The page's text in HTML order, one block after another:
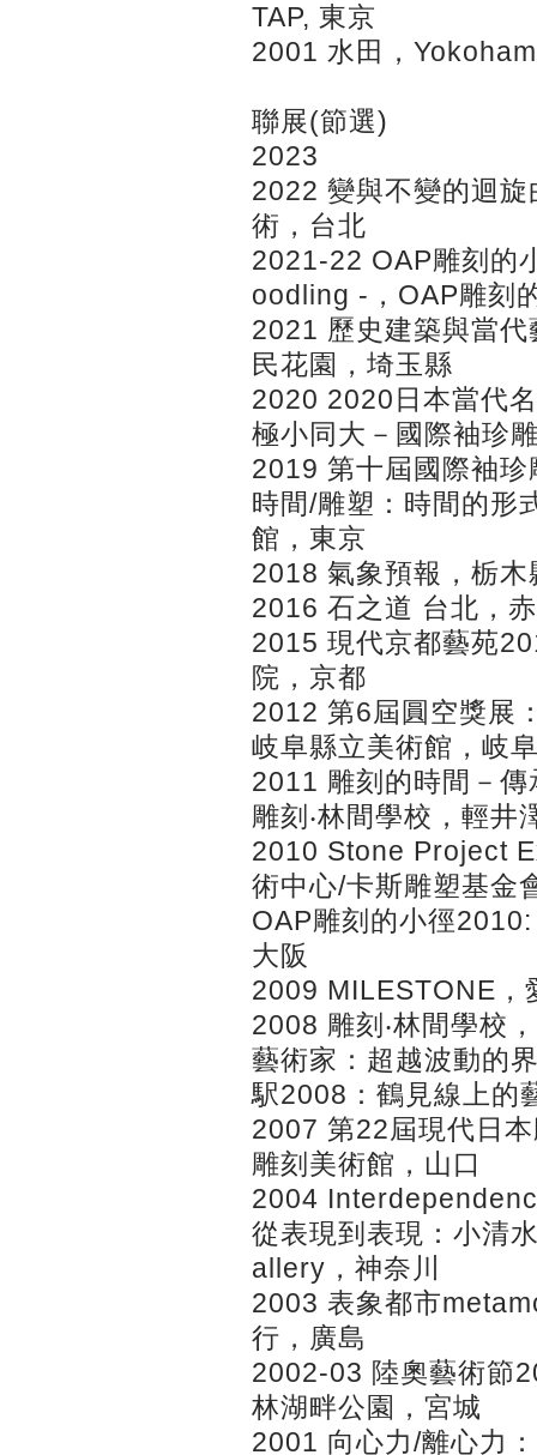
TAP, 東京
2001 水田，
聯展(節選)
2023
2022 變與不變的迴
術，台北
2021-22 OAP雕刻的
oodling -，OAP雕刻
2021 歷史建築與當
民花園，埼玉縣
2020 2020日本當代
極小同大－國際袖珍
2019 第十屆國際袖
時間/雕塑：時間的形
館，東京
2018 氣象預報，栃
2016 石之道 台北，
2015 現代京都藝苑
院，京都
2012 第6屆圓空獎展
岐阜縣立美術館，岐
2011 雕刻的時間－
雕刻‧林間學校，輕井
2010 Stone Project
術中心/卡斯雕塑基金
OAP雕刻的小徑
大阪
2009 MILESTONE，
2008 雕刻‧林間學校
藝術家：超越波動的
駅2008：鶴見線上的
2007 第22屆現代日
雕刻美術館，山口
2004
從表現到表現：小清
allery，神奈川
2003 表象都市
行，廣島
2002-03 陸奧藝術節
林湖畔公園，宮城
2001 向心力/離心力